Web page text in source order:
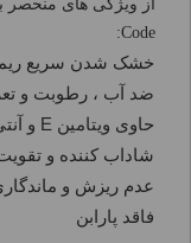
Code:
خشک شدن سریع
ضد آب ، رطوبت و
حاوی ویتامین E
و
شاداب کننده و
عدم ریزش و ماندگاری
فاقد پارابن